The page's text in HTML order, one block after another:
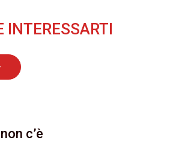
INTERESSARTI
c’è